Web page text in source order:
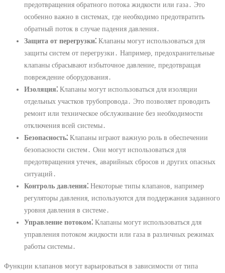
предотвращения обратного потока жидкости или газа․ Это
особенно важно в системах, где необходимо предотвратить
обратный поток в случае падения давления․
Защита от перегрузки⁚ Клапаны могут использоваться для
защиты систем от перегрузки․ Например, предохранительные
клапаны сбрасывают избыточное давление, предотвращая
повреждение оборудования․
Изоляция⁚ Клапаны могут использоваться для изоляции
отдельных участков трубопровода․ Это позволяет проводить
ремонт или техническое обслуживание без необходимости
отключения всей системы․
Безопасность⁚ Клапаны играют важную роль в обеспечении
безопасности систем․ Они могут использоваться для
предотвращения утечек, аварийных сбросов и других опасных
ситуаций․
Контроль давления⁚ Некоторые типы клапанов, например
регуляторы давления, используются для поддержания заданного
уровня давления в системе․
Управление потоком⁚ Клапаны могут использоваться для
управления потоком жидкости или газа в различных режимах
работы системы․
Функции клапанов могут варьироваться в зависимости от типа